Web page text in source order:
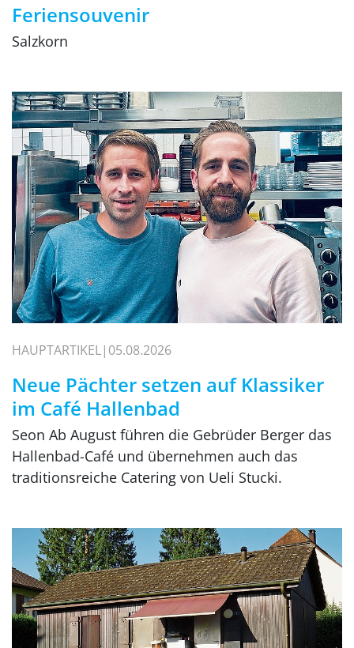
Feriensouvenir
Salzkorn
HAUPTARTIKEL 05.08.2026
Neue Pächter setzen auf Klassiker
im Café Hallenbad
Seon Ab August führen die Gebrüder Berger das
Hallenbad-Café und übernehmen auch das
traditionsreiche Catering von Ueli Stucki.